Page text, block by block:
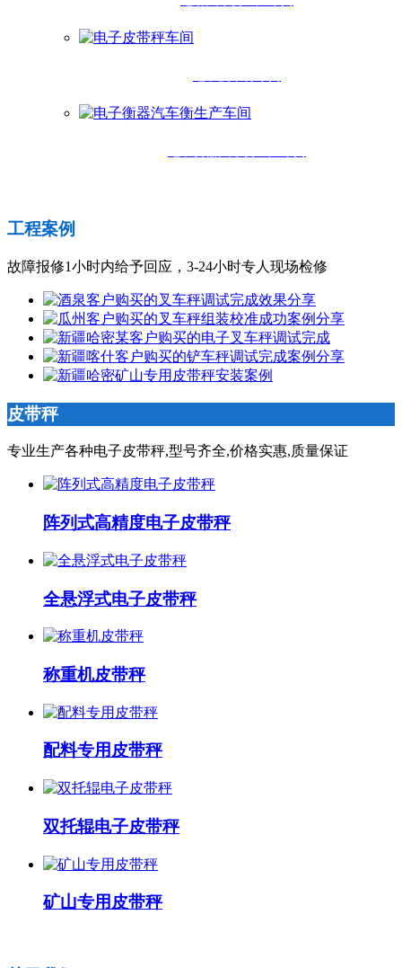
工程案例
故障报修1小时内给予回应，3-24小时专人现场检修
皮带秤
专业生产各种电子皮带秤,型号齐全,价格实惠,质量保证
阵列式高精度电子皮带秤
全悬浮式电子皮带秤
称重机皮带秤
配料专用皮带秤
双托辊电子皮带秤
矿山专用皮带秤